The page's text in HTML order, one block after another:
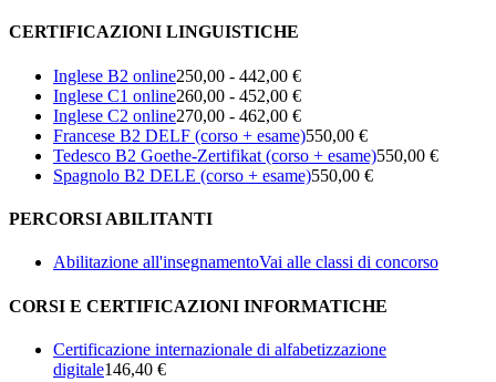
CERTIFICAZIONI LINGUISTICHE
Inglese B2 online250,00 - 442,00 €
Inglese C1 online260,00 - 452,00 €
Inglese C2 online270,00 - 462,00 €
Francese B2 DELF (corso + esame)550,00 €
Tedesco B2 Goethe-Zertifikat (corso + esame)550,00 €
Spagnolo B2 DELE (corso + esame)550,00 €
PERCORSI ABILITANTI
Abilitazione all'insegnamentoVai alle classi di concorso
CORSI E CERTIFICAZIONI INFORMATICHE
Certificazione internazionale di alfabetizzazione
digitale146,40 €